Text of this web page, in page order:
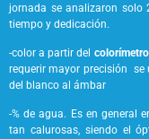
jornada se analizaron solo
tiempo y dedicación.
-color a partir del colorímetro
requerir mayor precisión se
del blanco al ámbar
-% de agua. Es en general
tan calurosas, siendo el